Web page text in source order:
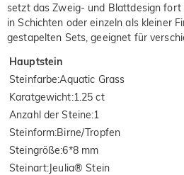
setzt das Zweig- und Blattdesign fort
in Schichten oder einzeln als kleiner
gestapelten Sets, geeignet für
Hauptstein
Steinfarbe:Aquatic Grass
Karatgewicht:1.25 ct
Anzahl der Steine:1
Steinform:Birne/Tropfen
Steingröße:6*8 mm
Steinart:Jeulia® Stein